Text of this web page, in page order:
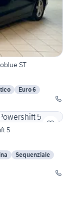
ST
Euro 6
5
Sequenziale